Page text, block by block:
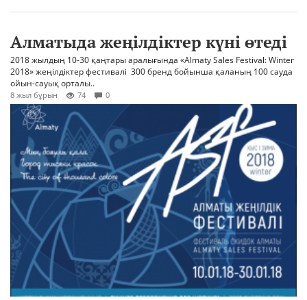
Алматыда жеңілдіктер күні өтеді
2018 жылдың 10-30 қаңтары аралығында «Almaty Sales Festival: Winter
2018» жеңілдіктер фестивалі 300 бренд бойынша қаланың 100 сауда
ойын-сауық орталы..
8 жыл бұрын 74 0